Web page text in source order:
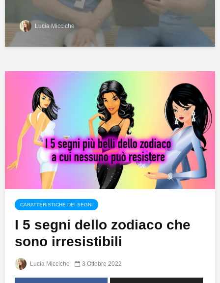
Lucia Micciche
CARATTERISTICHE DEI SEGNI
I 5 segni dello zodiaco che
sono irresistibili
Lucia Micciche 3 Ottobre 2022